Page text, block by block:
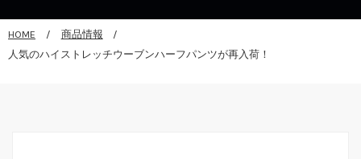
HOME
商品情報
人気のハイストレッチウーブンハーフパンツが再入荷！